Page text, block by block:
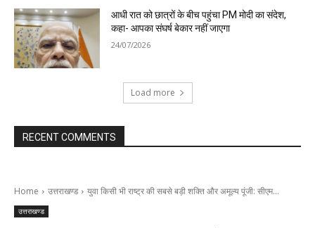
आधी रात को छात्रों के बीच पहुंचा PM मोदी का संदेश,
कहा- आपका संघर्ष बेकार नहीं जाएगा
24/07/2026
Load more
RECENT COMMENTS